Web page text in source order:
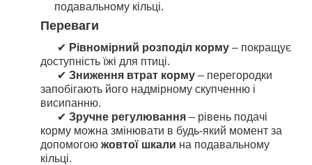
подавальному кільці.
Переваги
✔ Рівномірний розподіл корму – покращує
доступність їжі для птиці.
✔ Зниження втрат корму – перегородки
запобігають його надмірному скупченню і
висипанню.
✔ Зручне регулювання – рівень подачі
корму можна змінювати в будь-який момент за
допомогою жовтої шкали на подавальному
кільці.